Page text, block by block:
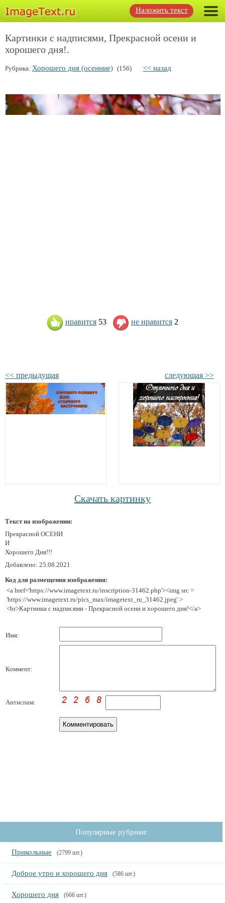
Наложить текст
Картинки с надписями, Прекрасной осени и
хорошего дня!.
Рубрика: Хорошего дня (осенние) (156) << назад
нравится 53 не нравится 2
<< предыдущая следующая >>
Скачать картинку
Текст на изображении:
Прекрасной ОСЕНИ
И
Хорошего Дня!!!
Добавлено: 25.08.2021
Код для размещения изображения:
<a href='https://www.imagetext.ru/inscription-31462.php'><img src =
'https://www.imagetext.ru/pics_max/imagetext_ru_31462.jpeg' >
<br>Картинки с надписями - Прекрасной осени и хорошего дня!</a>
Имя:
Коммент:
Антиспам:
Популярные рубрики:
Прикольные (2799 шт.)
Доброе утро и хорошего дня (586 шт.)
Хорошего дня (666 шт.)